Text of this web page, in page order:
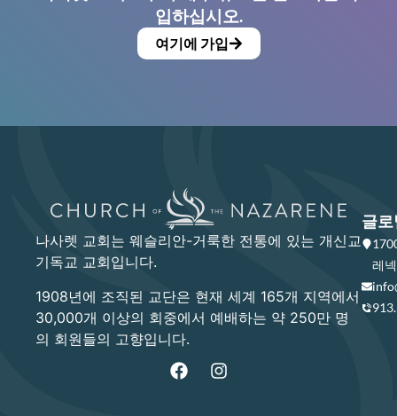
입하십시오.
여기에 가입
나사렛 교회는 웨슬리안-거룩한 전통에 있는 개신교
기독교 교회입니다.
1908년에 조직된 교단은 현재 세계 165개 지역에서
30,000개 이상의 회중에서 예배하는 약 250만 명
의 회원들의 고향입니다.
글로
레